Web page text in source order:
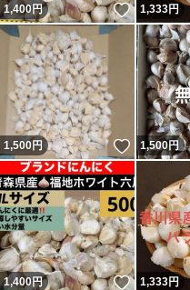
1,400円 いいね！
1,333円
1,500円 いいね！
1,500円
1,400円 いいね！
1,333円